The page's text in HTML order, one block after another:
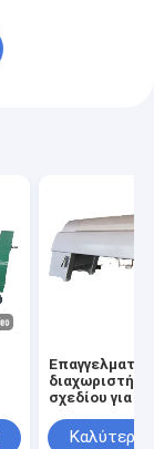
διαχωριστής
σχεδίου για να
μόρια σε
Καλύτερη